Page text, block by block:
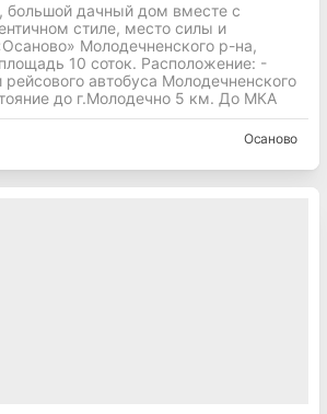
большой дачный дом вместе с
стиле, место силы и
Молодечненского р-на,
10 соток. Расположение: -
автобуса Молодечненского
до г.Молодечно 5 км. До МКА
Осаново